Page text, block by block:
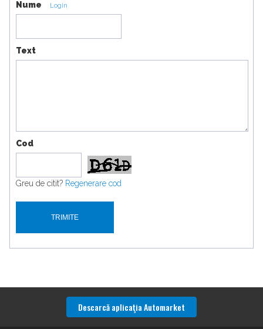
Nume Login
Text
Cod
Greu de citit? Regenerare cod
Descarcă aplicaţia Automarket